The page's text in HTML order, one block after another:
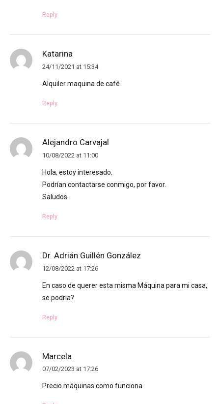
Reply
Katarina
24/11/2021 at 15:34
Alquiler maquina de café
Reply
Alejandro Carvajal
10/08/2022 at 11:00
Hola, estoy interesado.
Podrían contactarse conmigo, por favor.
Saludos.
Reply
Dr. Adrián Guillén González
12/08/2022 at 17:26
En caso de querer esta misma Máquina para mi casa,
se podria?
Reply
Marcela
07/02/2023 at 17:26
Precio máquinas como funciona